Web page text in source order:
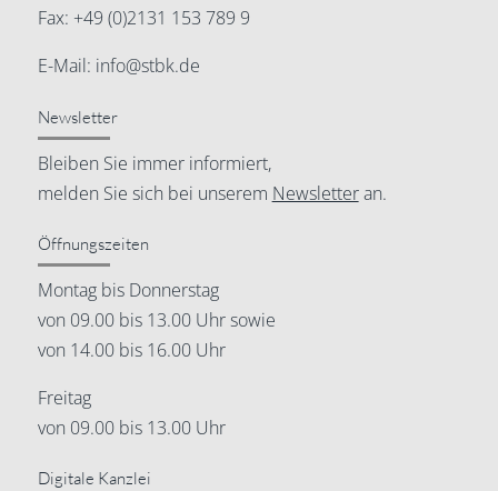
Fax: +49 (0)2131 153 789 9
E-Mail: info@stbk.de
Newsletter
Bleiben Sie immer informiert,
melden Sie sich bei unserem Newsletteran.
Öffnungszeiten
Montag bis Donnerstag
von 09.00 bis 13.00 Uhr sowie
von 14.00 bis 16.00 Uhr
Freitag
von 09.00 bis 13.00 Uhr
Digitale Kanzlei